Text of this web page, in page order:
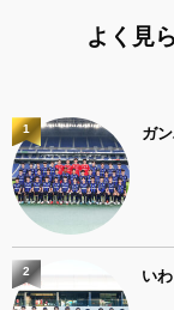
よく見
ガ
1
い
2